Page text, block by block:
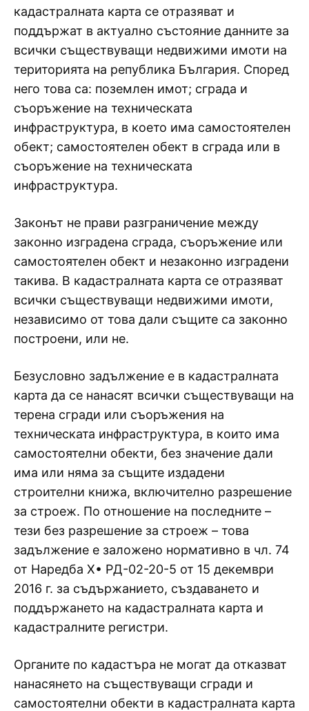
кадастралната карта се отразяват и
поддържат в актуално състояние данните за
всички съществуващи недвижими имоти на
територията на република България. Според
него това са: поземлен имот; сграда и
съоръжение на техническата
инфраструктура, в което има самостоятелен
обект; самостоятелен обект в сграда или в
съоръжение на техническата
инфраструктура.
Законът не прави разграничение между
законно изградена сграда, съоръжение или
самостоятелен обект и незаконно изградени
такива. В кадастралната карта се отразяват
всички съществуващи недвижими имоти,
независимо от това дали същите са законно
построени, или не.
Безусловно задължение е в кадастралната
карта да се нанасят всички съществуващи на
терена сгради или съоръжения на
техническата инфраструктура, в които има
самостоятелни обекти, без значение дали
има или няма за същите издадени
строителни книжа, включително разрешение
за строеж. По отношение на последните –
тези без разрешение за строеж – това
задължение е заложено нормативно в чл. 74
от Наредба Х• РД-02-20-5 от 15 декември
2016 г. за съдържанието, създаването и
поддържането на кадастралната карта и
кадастралните peгиcтpи.
Органите по кадастъра не могат да отказват
нанасянето на съществуващи сгради и
самостоятелни обекти в кадастралната карта